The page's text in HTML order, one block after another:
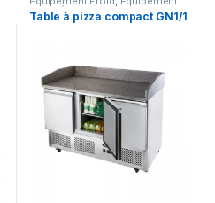
Froid Équipement Froid Pizza,
Snack ,Snack/Pizza/Sucrée,
Table à pizza compact GN1/1